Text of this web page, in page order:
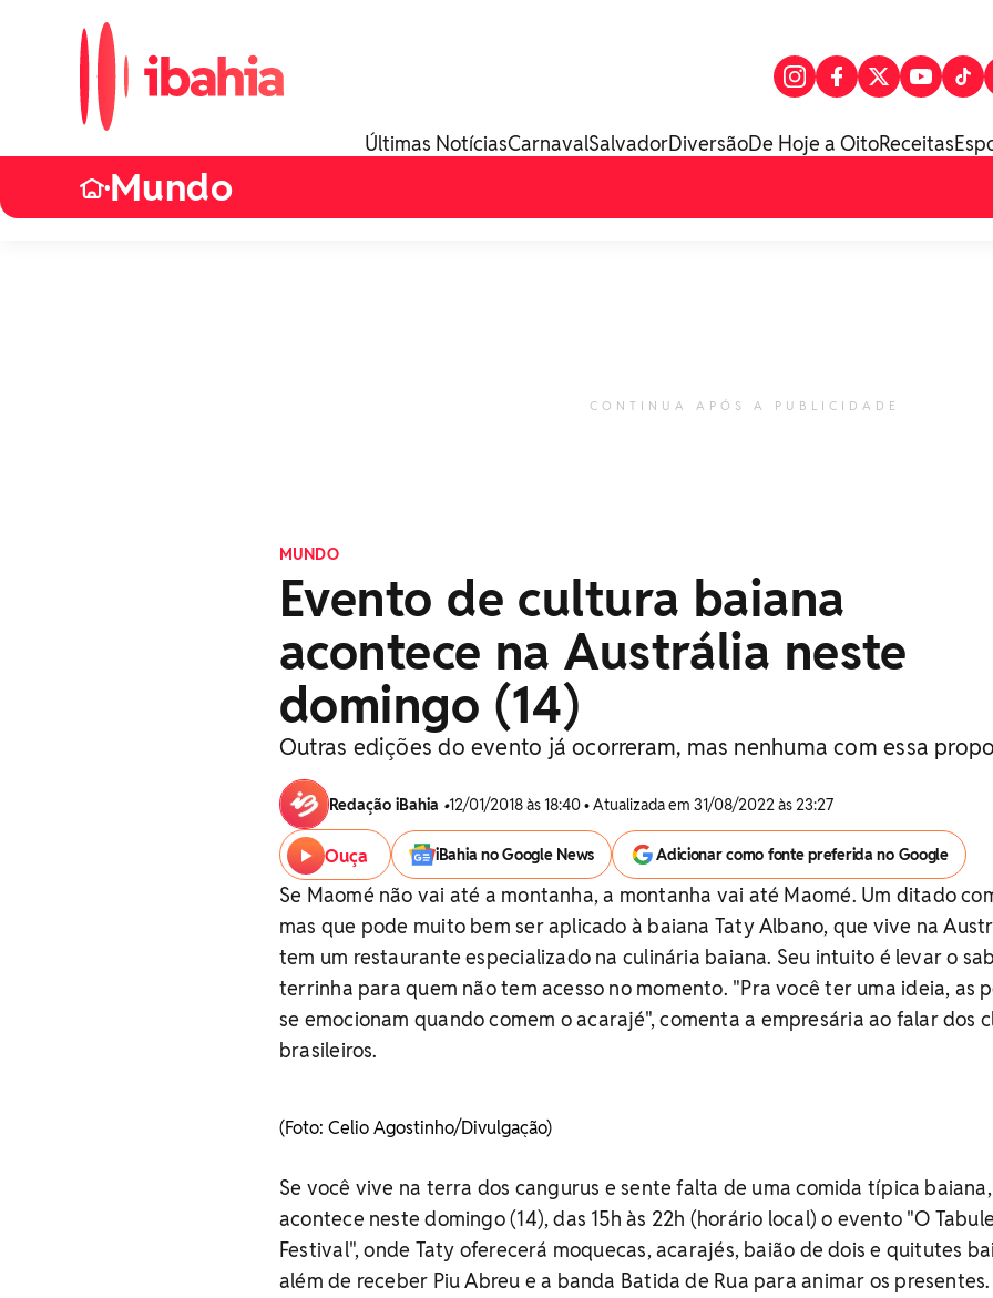
Últimas NotíciasCarnavalSalvadorDiversãoDe Hoje a OitoReceitas
•Mundo
CONTINUA APÓS A PUBLICIDADE
MUNDO
Evento de cultura baiana
acontece na Austrália neste
domingo (14)
Outras edições do evento já ocorreram, mas nenhuma com essa
Redação iBahia •12/01/2018 às 18:40 • Atualizada em 31/08/2022 às 23:27
Ouça iBahia no Google News Adicionar como fonte preferida no Google
Se Maomé não vai até a montanha, a montanha vai até Maomé. Um ditado
mas que pode muito bem ser aplicado à baiana Taty Albano, que vive na
tem um restaurante especializado na culinária baiana. Seu intuito é levar o
terrinha para quem não tem acesso no momento. "Pra você ter uma ideia, as
se emocionam quando comem o acarajé", comenta a empresária ao falar dos
brasileiros.
(Foto: Celio Agostinho/Divulgação)
Se você vive na terra dos cangurus e sente falta de uma comida típica baiana,
acontece neste domingo (14), das 15h às 22h (horário local) o evento "O
Festival", onde Taty oferecerá moquecas, acarajés, baião de dois e quitutes
além de receber Piu Abreu e a banda Batida de Rua para animar os